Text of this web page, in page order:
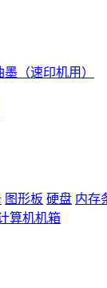
墨（速印机用）
图形板 硬盘 内存
算机机箱